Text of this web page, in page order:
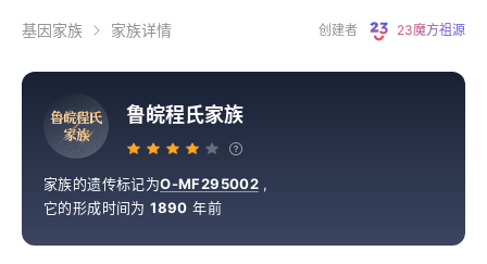
基因家族 家族详情 创建者 23魔方祖源
鲁皖程氏
家族
鲁皖程氏家族
家族的遗传标记为O-MF295002 ,
它的形成时间为1890 年前